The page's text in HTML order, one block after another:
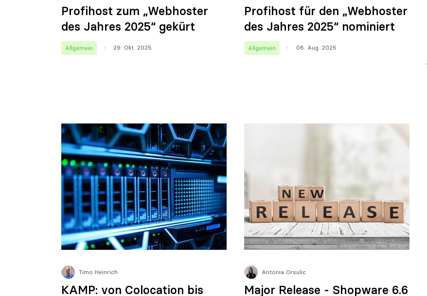
Profihost zum „Webhoster
des Jahres 2025“ gekürt
Allgemein 29. Okt. 2025
Profihost für den „Webhoster
des Jahres 2025“ nominiert
Allgemein 08. Aug. 2025
Timo Heinrich
KAMP: von Colocation bis
Antonia Orsulic
Major Release - Shopware 6.6